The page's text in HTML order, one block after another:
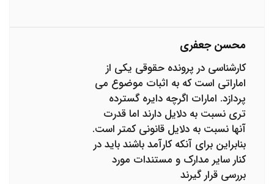
محسن جعفری
کارشناسی در پرونده حقوقی یکی از
اماراتی است که به اثبات موضوع می
پردازد. امارات اگرچه دایره گسترده
تری نسبت به دلایل دارند اما قدرت
آنها نسبت به دلایل قانونی کمتر است.
بنابراین برای آنکه کارآمد باشند باید در
کنار سایر مدارک و مستندات مورد
بررسی قرار گیرند